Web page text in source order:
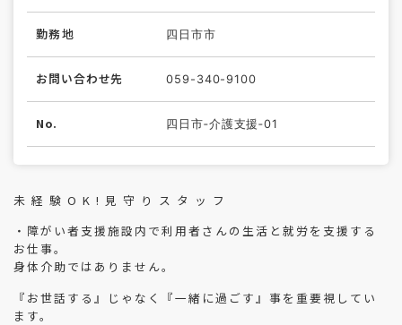
勤務地 四日市市
お問い合わせ先 059-340-9100
No. 四日市‐介護支援‐01
未 経 験 O K ! 見 守 り ス タ ッ フ
・障がい者支援施設内で利用者さんの生活と就労を支援する
お仕事。
身体介助ではありません。
『お世話する』じゃなく『一緒に過ごす』事を重要視してい
ます。